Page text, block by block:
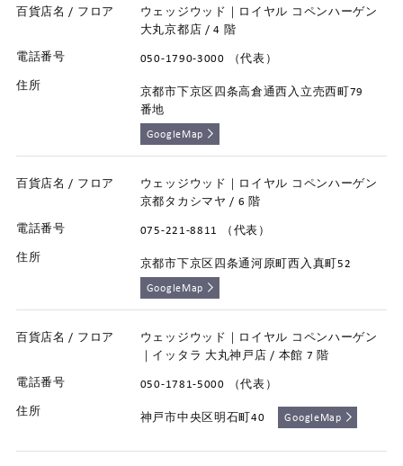
ウェッジウッド｜ロイヤル コペンハーゲン
大丸京都店 / 4 階
050-1790-3000 （代表）
京都市下京区四条高倉通西入立売西町79
番地
GoogleMap
ウェッジウッド｜ロイヤル コペンハーゲン
京都タカシマヤ / 6 階
075-221-8811 （代表）
京都市下京区四条通河原町西入真町52
GoogleMap
ウェッジウッド｜ロイヤル コペンハーゲン
｜イッタラ 大丸神戸店 / 本館 7 階
050-1781-5000 （代表）
神戸市中央区明石町40 GoogleMap